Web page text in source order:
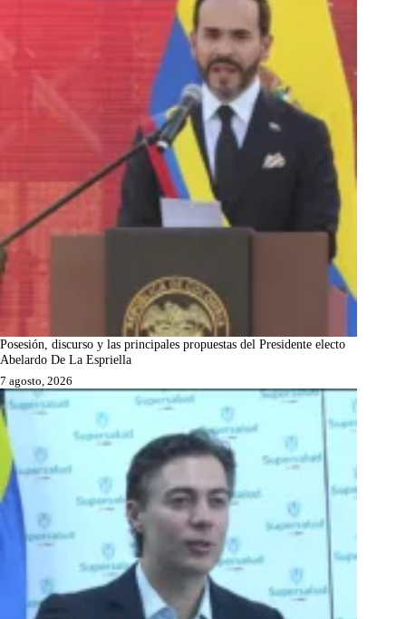
Posesión, discurso y las principales propuestas del Presidente electo
Abelardo De La Espriella
7 agosto, 2026